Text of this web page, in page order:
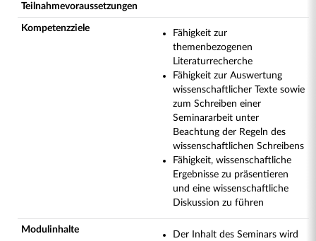
Teilnahmevoraussetzungen
Kompetenzziele
Fähigkeit zur
themenbezogenen
Literaturrecherche
Fähigkeit zur Auswertung
wissenschaftlicher Texte sowie
zum Schreiben einer
Seminararbeit unter
Beachtung der Regeln des
wissenschaftlichen Schreibens
Fähigkeit, wissenschaftliche
Ergebnisse zu präsentieren
und eine wissenschaftliche
Diskussion zu führen
Modulinhalte
Der Inhalt des Seminars wird